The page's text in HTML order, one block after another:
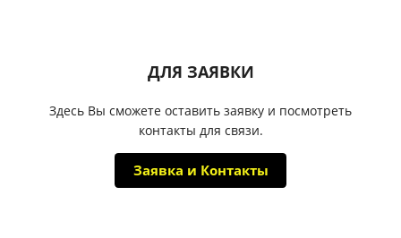
ДЛЯ ЗАЯВКИ
Здесь Вы сможете оставить заявку и посмотреть
контакты для связи.
Заявка и Контакты